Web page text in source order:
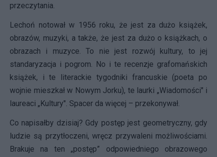
przeczytania.
Lechoń notował w 1956 roku, że jest za dużo książek,
obrazów, muzyki, a także, że jest za dużo o książkach, o
obrazach i muzyce. To nie jest rozwój kultury, to jej
standaryzacja i pogrom. No i te recenzje grafomańskich
książek, i te literackie tygodniki francuskie (poeta po
wojnie mieszkał w Nowym Jorku), te laurki „Wiadomości" i
laureaci „Kultury". Spacer da więcej – przekonywał.
Co napisałby dzisiaj? Gdy postęp jest geometryczny, gdy
ludzie są przytłoczeni, wręcz przywaleni możliwościami.
Brakuje na ten „postęp” odpowiedniego obrazowego